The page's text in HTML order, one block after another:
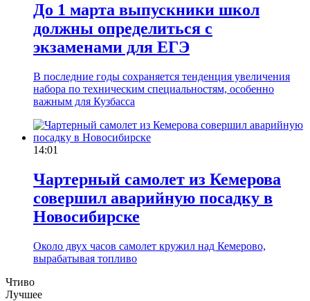
До 1 марта выпускники школ
должны определиться с
экзаменами для ЕГЭ
В последние годы сохраняется тенденция увеличения
набора по техническим специальностям, особенно
важным для Кузбасса
14:01
Чартерный самолет из Кемерова
совершил аварийную посадку в
Новосибирске
Около двух часов самолет кружил над Кемерово,
вырабатывая топливо
Чтиво
Лучшее